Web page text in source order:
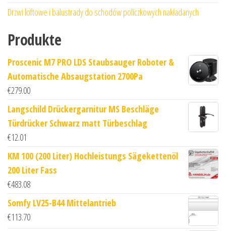
Drzwi loftowe i balustrady do schodów policzkowych nakładanych
Produkte
Proscenic M7 PRO LDS Staubsauger Roboter &
Automatische Absaugstation 2700Pa
€279.00
Langschild Drückergarnitur MS Beschläge
Türdrücker Schwarz matt Türbeschlag
€12.01
KM 100 (200 Liter) Hochleistungs Sägekettenöl
200 Liter Fass
€483.08
Somfy LV25-B44 Mittelantrieb
€113.70